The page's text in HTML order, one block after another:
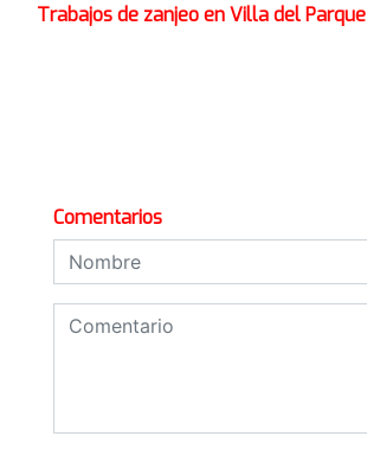
Trabajos de zanjeo en Villa del Parque
Comentarios